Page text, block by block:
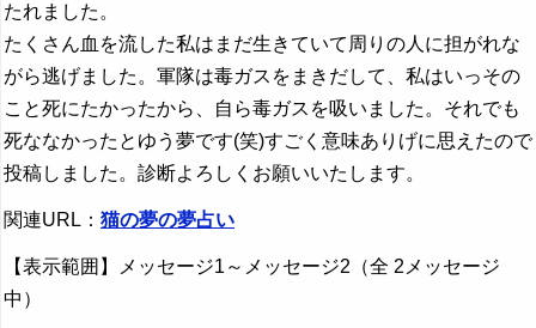
たれました。
たくさん血を流した私はまだ生きていて周りの人に担がれな
がら逃げました。軍隊は毒ガスをまきだして、私はいっその
こと死にたかったから、自ら毒ガスを吸いました。それでも
死ななかったとゆう夢です(笑)すごく意味ありげに思えたので
投稿しました。診断よろしくお願いいたします。
関連URL： 猫の夢の夢占い
【表示範囲】メッセージ1～メッセージ2（全 2メッセージ
中）